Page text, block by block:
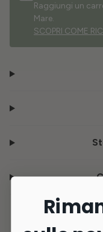
Raggiungi un
Mare.
SCOPRI COME